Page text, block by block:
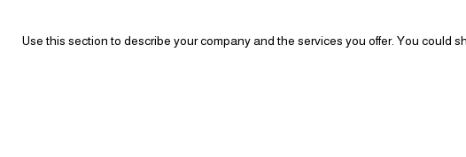
Use this section to describe your company and the services you offer. You could